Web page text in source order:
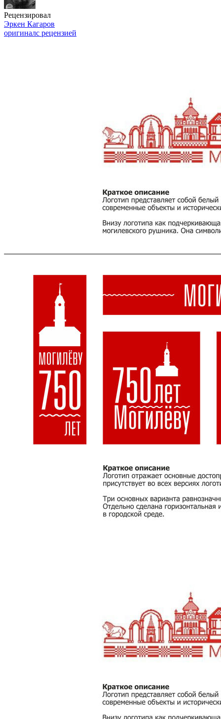
Рецензировал
Эркен Кагаров
оригиналс рецензией